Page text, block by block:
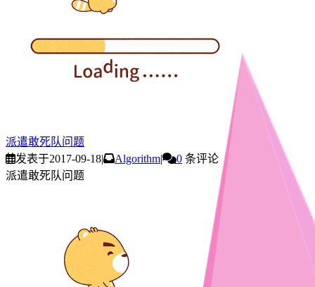
派遣敢死队问题
发表于2017-09-18| Algorithm| 0 条评论
派遣敢死队问题